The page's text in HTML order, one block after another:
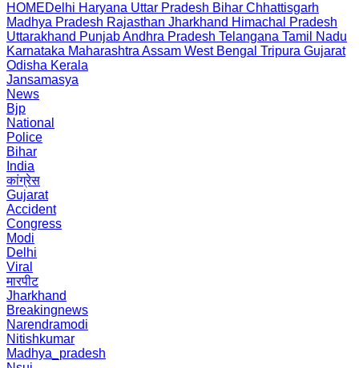
HOMEDelhi Haryana Uttar Pradesh Bihar Chhattisgarh
Madhya Pradesh Rajasthan Jharkhand Himachal Pradesh
Uttarakhand PunjabAndhra Pradesh Telangana Tamil Nadu
Karnataka Maharashtra Assam West Bengal Tripura Gujarat
Odisha Kerala
Jansamasya
News
Bjp
National
Police
Bihar
India
कांग्रेस
Gujarat
Accident
Congress
Modi
Delhi
Viral
मारपीट
Jharkhand
Breakingnews
Narendramodi
Nitishkumar
Madhya_pradesh